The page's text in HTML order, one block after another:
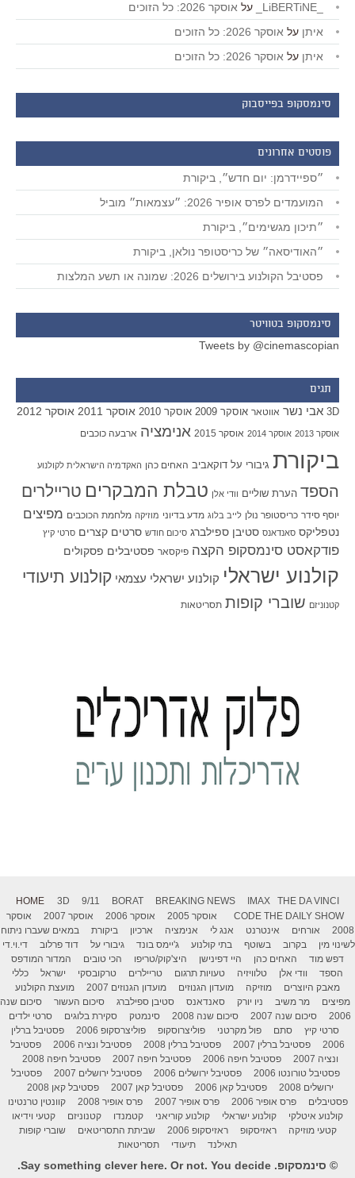
על אוסקר 2026: כל הזוכים
איתן על אוסקר 2026: כל הזוכים
איתן על אוסקר 2026: כל הזוכים
סינמסקופ בפייסבוק
פוסטים אחרונים
״ספיידרמן: יום חדש״, ביקורת
המועמדים לפרס אופיר 2026: ״עצמאות״ מוביל
״תיכון מגשימים״, ביקורת
״האודיסאה״ של כריסטופר נולאן, ביקורת
פסטיבל הקולנוע בירושלים 2026: שמונה או תשע המלצות
סינמסקופ בטוויטר
Tweets by @cinemascopian
תגים
3D אבי נשר אווטאר אוסקר 2009 אוסקר 2010 אוסקר 2011 אוסקר 2012
אוסקר 2013 אוסקר 2014 אוסקר 2015 אנימציה ארבעה כוכבים
ביקורת גיבורי על דוקאביב האחים כהן האקדמיה הישראלית לקולנוע
הספד הערת שוליים וודי אלן טבלת המבקרים טריילרים
יוסף סידר כריסטופר נולן לייב בלוג מדע בדיוני מוזיקה מלחמת הכוכבים מפיצים
נטפליקס סאנדאנס סטיבן ספילברג סיכום חודש סרטים קצרים סרטי קיץ
פודקאסט סינמסקופ הקצה פיקסאר פסטיבלים פסקולים
קולנוע ישראלי קולנוע ישראלי עצמאי קולנוע תיעודי
קטנוניזם שוברי קופות תסריטאות
HOME 3D 9/11 BORAT BREAKING NEWS IMAX
THE DA VINCI
CODE THE DAILY SHOW אוסקר 2005 אוסקר 2006 אוסקר 2007
אוסקר
2008
אורחים אינטרנט אנג לי אנימציה ארכיון ביקורת
במאים שעברו ניתוח
לשינוי מין
בקרוב בשוטף בתי קולנוע ג'יימס בונד גיבורי על דוד פרלוב
די.וי.די
דפש מוד
האחים כהן היי דפינישן היצ'קוק/טריפו הכי טובים
המדור המודפס
הספד
וודי אלן טלוויזיה טעויות תרגום טריילרים טרקובסקי ישראל
כללי
מאבק היוצרים
מוזיקה מועדון הגנוזים מועדון הגנוזים 2007
מועצת הקולנוע
מפיצים
מר משיב ניו יורק סאנדאנס סטיבן ספילברג סיכום העשור
סיכום שנה
2006
סיכום שנה 2007 סיכום שנה 2008 סינמטק סקירת בלוגים
סרטי ילדים
סרטי קיץ
סתם פול מקרטני פוליצרוסקופ פוליצרסקופ 2006
פסטיבל ברלין
2006
פסטיבל ברלין 2007 פסטיבל ברלין 2008 פסטיבל ונציה 2006
פסטיבל
ונציה 2007
פסטיבל חיפה 2006 פסטיבל חיפה 2007
פסטיבל חיפה 2008
פסטיבל טורונטו 2006
פסטיבל ירושלים 2006 פסטיבל ירושלים 2007
פסטיבל
ירושלים 2008
פסטיבל קאן 2006 פסטיבל קאן 2007
פסטיבל קאן 2008
פסטיבלים
פרס אופיר 2006 פרס אופיר 2007 פרס אופיר 2008
קוונטין טרנטינו
קולנוע איטלקי
קולנוע ישראלי קולנוע קוריאני קטמנדו קטנוניזם
קטעי וידיאו
קטעי מוזיקה
ראזיסקופ ראזיסקופ 2006 שביתת התסריטאים
שוברי קופות
תאילנד
תיעודי תסריטאות
© סינמסקופ. Say something clever here. Or not. You decide.